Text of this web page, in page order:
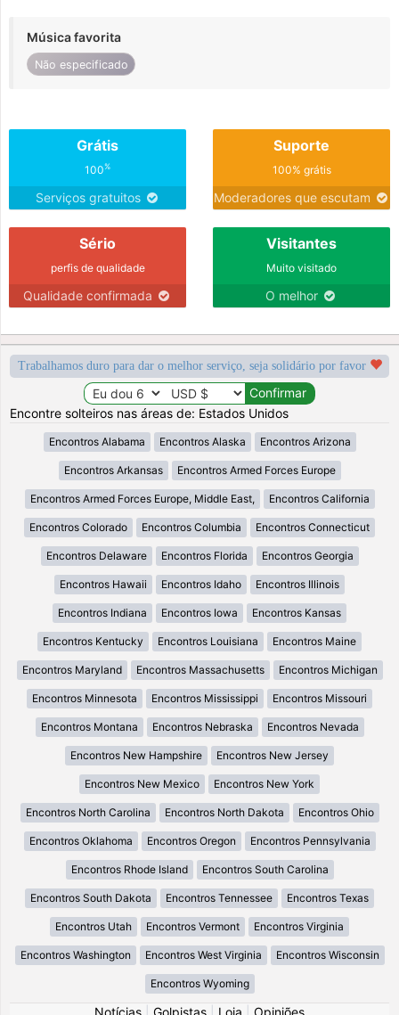
Música favorita
Não especificado
Grátis
100%
Serviços gratuitos
Suporte
100% grátis
Moderadores que escutam
Sério
perfis de qualidade
Qualidade confirmada
Visitantes
Muito visitado
O melhor
Trabalhamos duro para dar o melhor serviço, seja solidário por favor
Encontre solteiros nas áreas de: Estados Unidos
Encontros Alabama Encontros Alaska Encontros Arizona
Encontros Arkansas Encontros Armed Forces Europe
Encontros Armed Forces Europe, Middle East, Encontros California
Encontros Colorado Encontros Columbia Encontros Connecticut
Encontros Delaware Encontros Florida Encontros Georgia
Encontros Hawaii Encontros Idaho Encontros Illinois
Encontros Indiana Encontros Iowa Encontros Kansas
Encontros Kentucky Encontros Louisiana Encontros Maine
Encontros Maryland Encontros Massachusetts Encontros Michigan
Encontros Minnesota Encontros Mississippi Encontros Missouri
Encontros Montana Encontros Nebraska Encontros Nevada
Encontros New Hampshire Encontros New Jersey
Encontros New Mexico Encontros New York
Encontros North Carolina Encontros North Dakota Encontros Ohio
Encontros Oklahoma Encontros Oregon Encontros Pennsylvania
Encontros Rhode Island Encontros South Carolina
Encontros South Dakota Encontros Tennessee Encontros Texas
Encontros Utah Encontros Vermont Encontros Virginia
Encontros Washington Encontros West Virginia Encontros Wisconsin
Encontros Wyoming
Notícias Golpistas Loja Opiniões